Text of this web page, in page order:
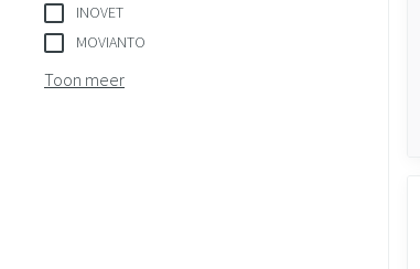
INOVET
MOVIANTO
Toon meer